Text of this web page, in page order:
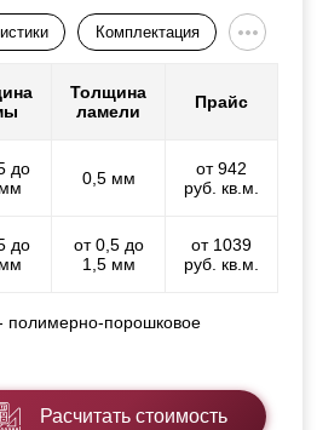
Комплектация
Толщина
ламели
Прайс
до
0,5 мм
от 942
руб. кв.м.
до
от 0,5 до
1,5 мм
от 1039
руб. кв.м.
порошковое
Расчитать стоимость